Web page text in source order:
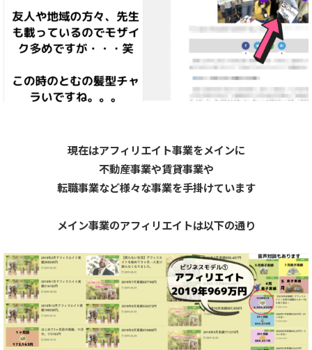
現在はアフィリエイト事業をメインに
不動産事業や賃貸事業や
転職事業など様々な事業を手掛けています
メイン事業のアフィリエイトは以下の通り